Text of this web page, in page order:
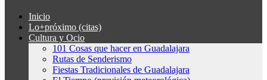
Inicio
Lo+próximo (citas)
Cultura y Ocio
101 Cosas que hacer en Guadalajara
Rutas de Senderismo
Fiestas Tradicionales de Guadalajara